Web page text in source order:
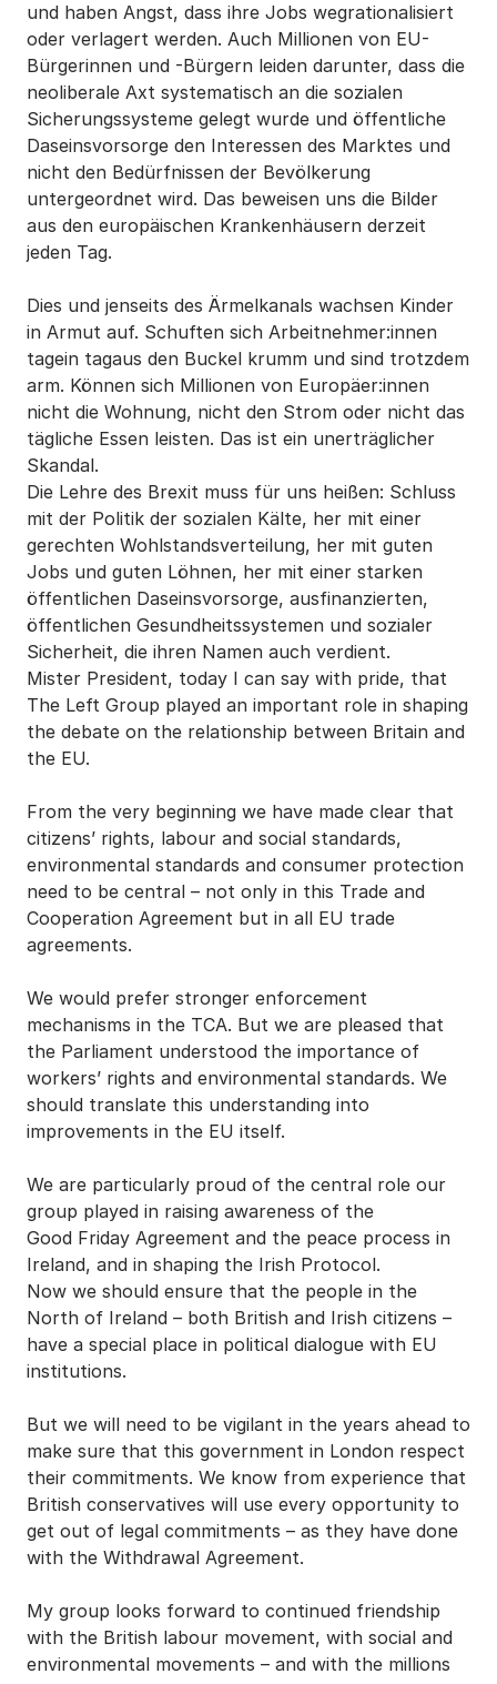
und haben Angst, dass ihre Jobs wegrationalisiert
oder verlagert werden. Auch Millionen von EU-
Bürgerinnen und -Bürgern leiden darunter, dass die
neoliberale Axt systematisch an die sozialen
Sicherungssysteme gelegt wurde und öffentliche
Daseinsvorsorge den Interessen des Marktes und
nicht den Bedürfnissen der Bevölkerung
untergeordnet wird. Das beweisen uns die Bilder
aus den europäischen Krankenhäusern derzeit
jeden Tag.
Dies und jenseits des Ärmelkanals wachsen Kinder
in Armut auf. Schuften sich Arbeitnehmer:innen
tagein tagaus den Buckel krumm und sind trotzdem
arm. Können sich Millionen von Europäer:innen
nicht die Wohnung, nicht den Strom oder nicht das
tägliche Essen leisten. Das ist ein unerträglicher
Skandal.
Die Lehre des Brexit muss für uns heißen: Schluss
mit der Politik der sozialen Kälte, her mit einer
gerechten Wohlstandsverteilung, her mit guten
Jobs und guten Löhnen, her mit einer starken
öffentlichen Daseinsvorsorge, ausfinanzierten,
öffentlichen Gesundheitssystemen und sozialer
Sicherheit, die ihren Namen auch verdient.
Mister President, today I can say with pride, that
The Left Group played an important role in shaping
the debate on the relationship between Britain and
the EU.
From the very beginning we have made clear that
citizens’ rights, labour and social standards,
environmental standards and consumer protection
need to be central – not only in this Trade and
Cooperation Agreement but in all EU trade
agreements.
We would prefer stronger enforcement
mechanisms in the TCA. But we are pleased that
the Parliament understood the importance of
workers’ rights and environmental standards. We
should translate this understanding into
improvements in the EU itself.
We are particularly proud of the central role our
group played in raising awareness of the
Good Friday Agreement and the peace process in
Ireland, and in shaping the Irish Protocol.
Now we should ensure that the people in the
North of Ireland – both British and Irish citizens –
have a special place in political dialogue with EU
institutions.
But we will need to be vigilant in the years ahead to
make sure that this government in London respect
their commitments. We know from experience that
British conservatives will use every opportunity to
get out of legal commitments – as they have done
with the Withdrawal Agreement.
My group looks forward to continued friendship
with the British labour movement, with social and
environmental movements – and with the millions